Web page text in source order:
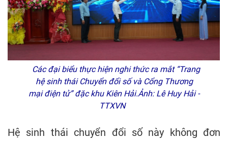
Các đại biểu thực hiện nghi thức ra mắt “Trang
hệ sinh thái Chuyển đổi số và Cổng Thương
mại điện tử” đặc khu Kiên Hải.Ảnh: Lê Huy Hải -
TTXVN
Hệ sinh thái chuyển đổi số này không đơn